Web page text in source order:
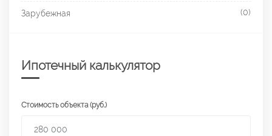
Зарубежная (0)
Ипотечный калькулятор
Стоимость объекта (руб.)